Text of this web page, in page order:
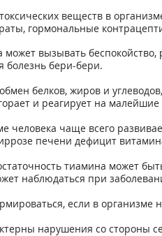
веществ в
гормональные
вызывать
болезнь бери-бери.
белков, жиров и
и реагирует на
человека чаще всего
печени дефицит
тиамина может
наблюдаться при
если в
нарушения со стороны